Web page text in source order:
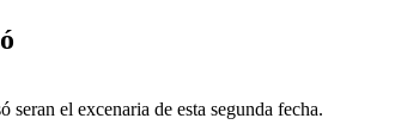
el excenaria de esta segunda fecha.